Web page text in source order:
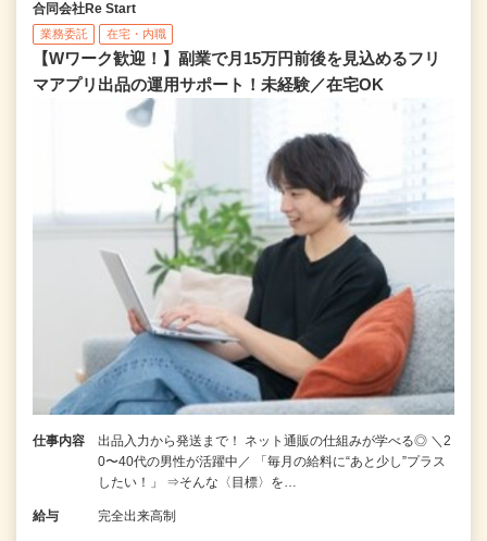
合同会社Re Start
業務委託 在宅・内職
【Wワーク歓迎！】副業で月15万円前後を見込めるフリ
マアプリ出品の運用サポート！未経験／在宅OK
仕事内容
出品入力から発送まで！ ネット通販の仕組みが学べる◎ ＼2
0〜40代の男性が活躍中／ 「毎月の給料に“あと少し”プラス
したい！」 ⇒そんな〈目標〉を…
給与 完全出来高制